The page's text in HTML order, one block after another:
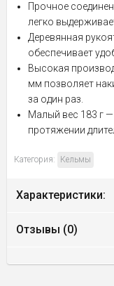
Прочное
легко
Деревянная
обеспечивает
Высокая
мм позволяет
за один раз.
Малый вес 183 г
протяжении
Категория: Кельмы
Характеристики:
Отзывы (0)